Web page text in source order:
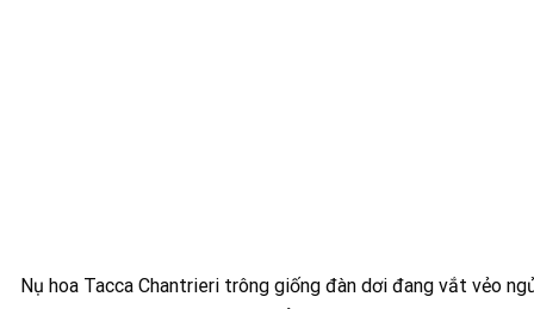
Nụ hoa Tacca Chantrieri trông giống đàn dơi đang vắt vẻo